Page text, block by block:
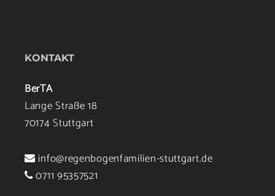
KONTAKT
BerTA
Lange Straße 18
70174 Stuttgart
info@regenbogenfamilien-stuttgart.de
0711 95357521